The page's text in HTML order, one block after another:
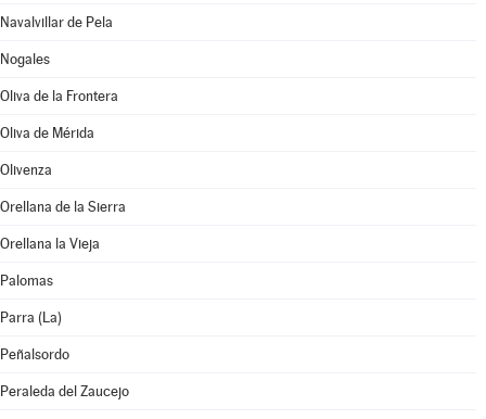
Navalvillar de Pela
Nogales
Oliva de la Frontera
Oliva de Mérida
Olivenza
Orellana de la Sierra
Orellana la Vieja
Palomas
Parra (La)
Peñalsordo
Peraleda del Zaucejo